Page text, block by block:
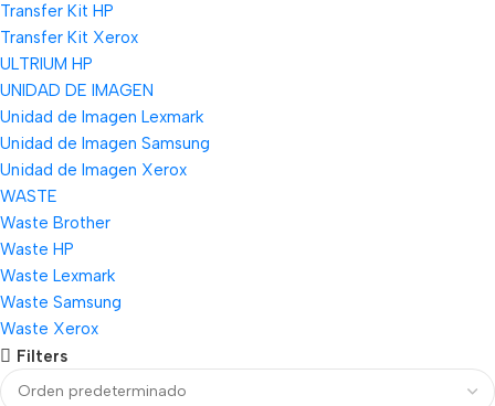
Transfer Kit HP
Transfer Kit Xerox
ULTRIUM HP
UNIDAD DE IMAGEN
Unidad de Imagen Lexmark
Unidad de Imagen Samsung
Unidad de Imagen Xerox
WASTE
Waste Brother
Waste HP
Waste Lexmark
Waste Samsung
Waste Xerox
Filters